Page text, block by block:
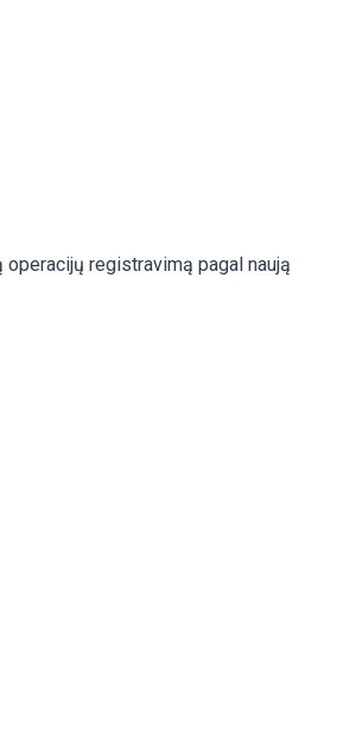
registravimą pagal naują